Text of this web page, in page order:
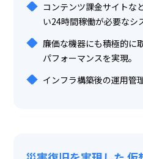
コンテンツ課金サイトな
い24時間稼働が必要なシ
廉価な機器にも積極的に
パフォーマンスを実現。
インフラ構築後の運用管